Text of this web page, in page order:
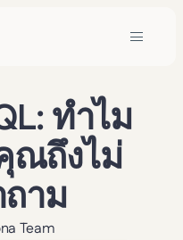
ทำไม
ณถึงไม่
าม
Team